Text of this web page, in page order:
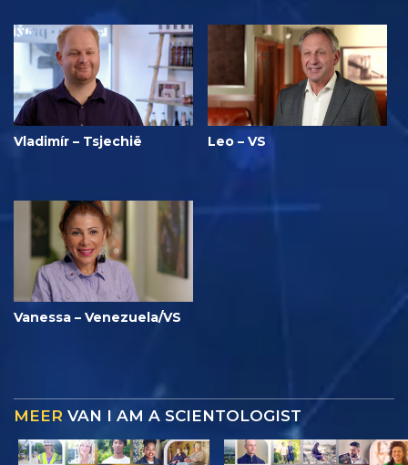
Vladimír – Tsjechië Leo – VS
Vanessa – Venezuela/VS
MEER VAN I AM A SCIENTOLOGIST